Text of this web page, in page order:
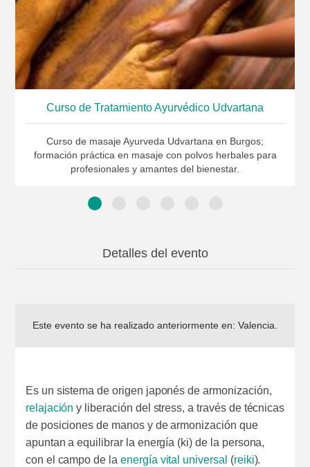
Curso de Tratamiento Ayurvédico Udvartana
Curso de masaje Ayurveda Udvartana en Burgos;
formación práctica en masaje con polvos herbales para
profesionales y amantes del bienestar.
Detalles del evento
Este evento se ha realizado anteriormente en: Valencia
Es un sistema de origen japonés de armonización,
relajación y liberación del stress, a través de técnicas
de posiciones de manos y de armonización que
apuntan a equilibrar la energía (ki) de la persona,
con el campo de la energía vital universal (reiki).